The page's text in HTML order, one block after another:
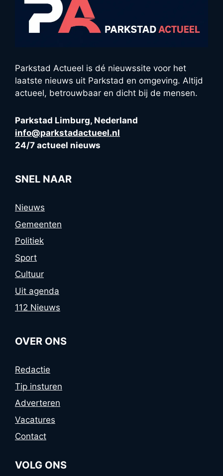
Parkstad Actueel is dé nieuwssite voor het
laatste nieuws uit Parkstad en omgeving. Altijd
actueel, betrouwbaar en dicht bij de mensen.
Parkstad Limburg, Nederland
info@parkstadactueel.nl
24/7 actueel nieuws
SNEL NAAR
Nieuws
Gemeenten
Politiek
Sport
Cultuur
Uit agenda
112 Nieuws
OVER ONS
Redactie
Tip insturen
Adverteren
Vacatures
Contact
VOLG ONS